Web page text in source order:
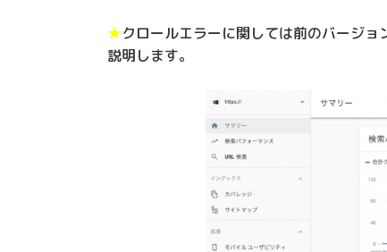
★クロールエラーに関しては前のバージ
説明します。